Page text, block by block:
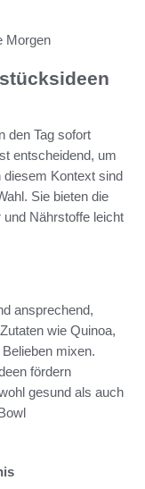
den Tag sofort
entscheidend, um
diesem Kontext sind
Sie bieten die
Nährstoffe leicht
ansprechend,
wie Quinoa,
mixen.
fördern
gesund als auch